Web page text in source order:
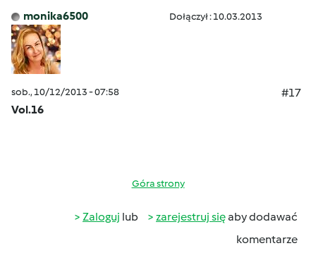
monika6500 Dołączył : 10.03.2013
sob., 10/12/2013 - 07:58
#17
Vol.16
Góra strony
Zaloguj lub zarejestruj sięaby dodawać
komentarze